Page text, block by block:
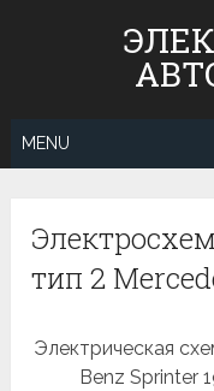
MENU
тип 2
Электрическая
Benz Sprinter